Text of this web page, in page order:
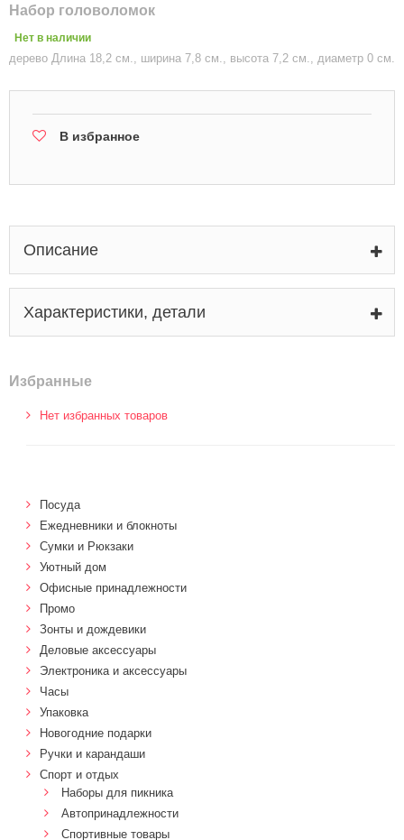
Набор головоломок
Нет в наличии
дерево Длина 18,2 см., ширина 7,8 см., высота 7,2 см., диаметр 0 см.
В избранное
Описание
Характеристики, детали
Избранные
Нет избранных товаров
Посуда
Ежедневники и блокноты
Сумки и Рюкзаки
Уютный дом
Офисные принадлежности
Промо
Зонты и дождевики
Деловые аксессуары
Электроника и аксессуары
Часы
Упаковка
Новогодние подарки
Ручки и карандаши
Спорт и отдых
Наборы для пикника
Автопринадлежности
Спортивные товары